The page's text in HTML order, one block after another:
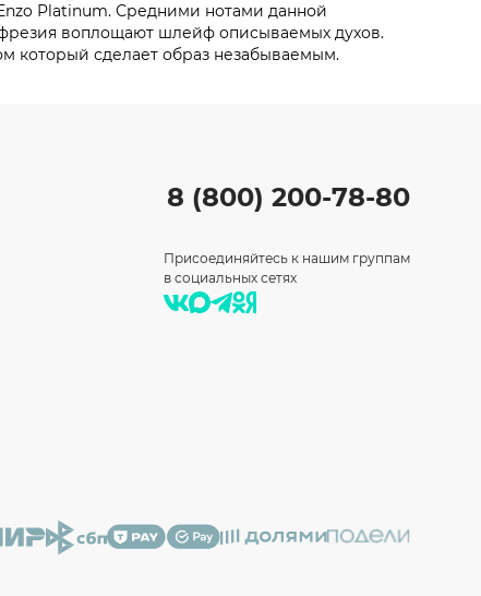
Platinum. Средними нотами данной
воплощают шлейф описываемых духов.
который сделает образ незабываемым.
8 (800) 200-78-80
Присоединяйтесь к нашим группам
в социальных сетях